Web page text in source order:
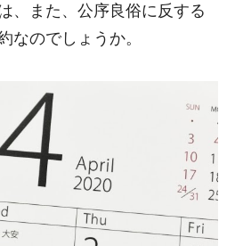
、また、公序良俗に反する
なのでしょうか。